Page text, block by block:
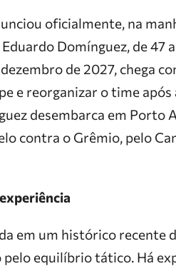
oficialmente, na
Domínguez, de 47
de 2027, chega
e reorganizar o time
desembarca em
contra o Grêmio, pelo
em um histórico
pelo equilíbrio tático. Há